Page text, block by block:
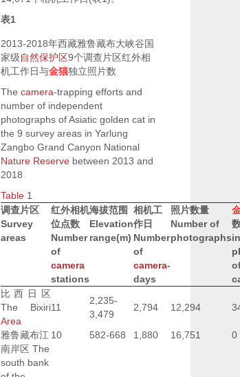
表1
2013-2018年西藏雅鲁藏布大峡谷国
家级自然保护区9个调查片区红外相
机工作日与金猫独立照片数
The camera-trapping efforts and
number of independent
photographs of Asiatic golden cat in
the 9 survey areas in Yarlung
Zangbo Grand Canyon National
Nature Reservebetween 2013 and
2018
Table1
调查片区
Survey
areas
红外相机
位点数
Number
of
camera
stations
海拔范围
Elevation
range(m)
相机工
作日
Number
of
camera-
days
照片数量
Number of
photographs
比西日区
The Bixiri
Area
11
2,235-
3,479
2,794 12,294
雅鲁藏布江
南岸区 The
south bank
10 582-668 1,880 16,751 0